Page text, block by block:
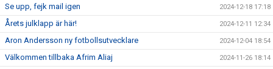
Se upp, fejk mail igen 2024-12-18 17:18
Årets julklapp är här! 2024-12-11 12:34
Aron Andersson ny fotbollsutvecklare 2024-12-04 18:54
Välkommen tillbaka Afrim Aliaj 2024-11-26 18:14